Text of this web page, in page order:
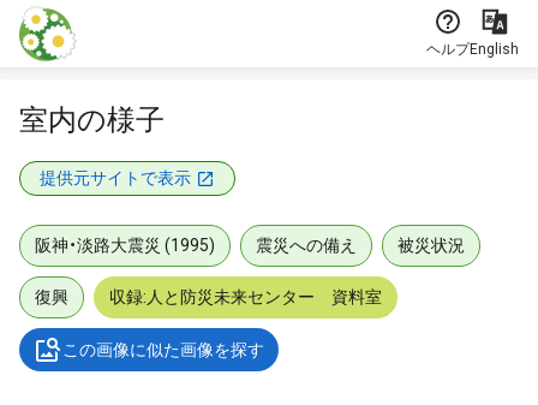
本文に飛ぶ
ヘルプEnglish
室内の様子
提供元サイトで表示
阪神・淡路大震災 (1995) 震災への備え 被災状況
復興 収録:人と防災未来センター 資料室
この画像に似た画像を探す